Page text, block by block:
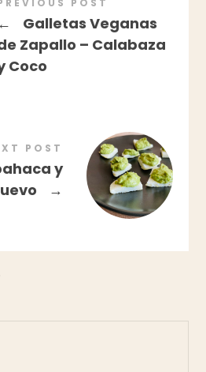
←
Galletas Veganas
Zapallo – Calabaza
Coco
POST
y
→